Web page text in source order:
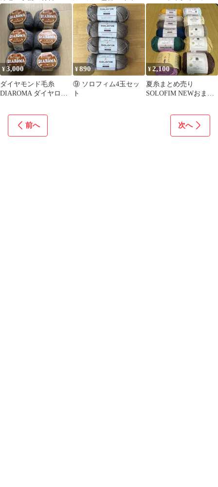
ラフル ブルー パー
プル パステル
ルテープヤーン 3個セ
ット
¥3,000
ダイヤモンド毛糸
DIAROMA ダイヤロー
¥890
⑨ ソロフィム4玉セッ
ト
¥2,100
夏糸まとめ売り
SOLOFIM NEWおまつ
前へ 次へ